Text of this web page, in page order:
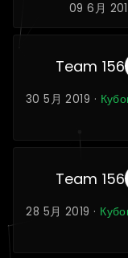
09 6月
Team 156
30 5月 2019 ·
Team 156
28 5月 2019 ·